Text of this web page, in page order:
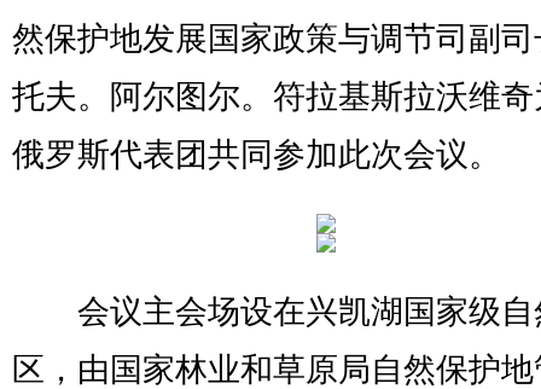
然保护地发展国家政策与调节司副
托夫。阿尔图尔。符拉基斯拉沃维
俄罗斯代表团共同参加此次会议。
会议主会场设在兴凯湖国家级自
区，由国家林业和草原局自然保护